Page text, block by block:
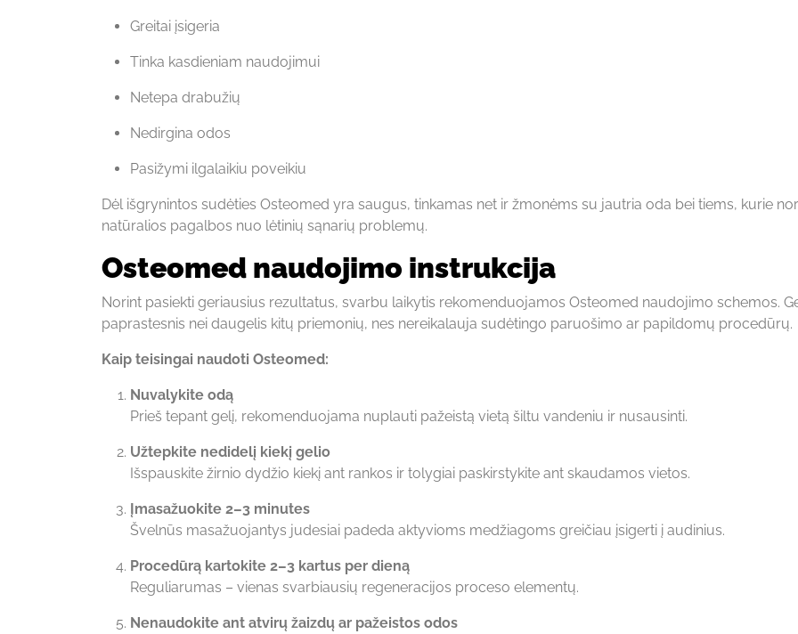
Greitai įsigeria
Tinka kasdieniam naudojimui
Netepa drabužių
Nedirgina odos
Pasižymi ilgalaikiu poveikiu
Dėl išgrynintos sudėties Osteomed yra saugus, tinkamas net ir žmonėms su jautria oda bei tiems, kurie
natūralios pagalbos nuo lėtinių sąnarių problemų.
Osteomed naudojimo instrukcija
Norint pasiekti geriausius rezultatus, svarbu laikytis rekomenduojamos Osteomed naudojimo schemos.
paprastesnis nei daugelis kitų priemonių, nes nereikalauja sudėtingo paruošimo ar papildomų procedūrų.
Kaip teisingai naudoti Osteomed:
Nuvalykite odą
Prieš tepant gelį, rekomenduojama nuplauti pažeistą vietą šiltu vandeniu ir nusausinti.
Užtepkite nedidelį kiekį gelio
Išspauskite žirnio dydžio kiekį ant rankos ir tolygiai paskirstykite ant skaudamos vietos.
Įmasažuokite 2–3 minutes
Švelnūs masažuojantys judesiai padeda aktyvioms medžiagoms greičiau įsigerti į audinius.
Procedūrą kartokite 2–3 kartus per dieną
Reguliarumas – vienas svarbiausių regeneracijos proceso elementų.
Nenaudokite ant atvirų žaizdų ar pažeistos odos